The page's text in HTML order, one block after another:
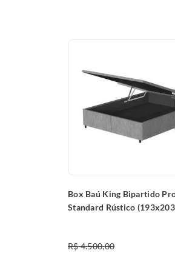
Box Baú King Bipartido
Standard Rústico
R$4.500,00